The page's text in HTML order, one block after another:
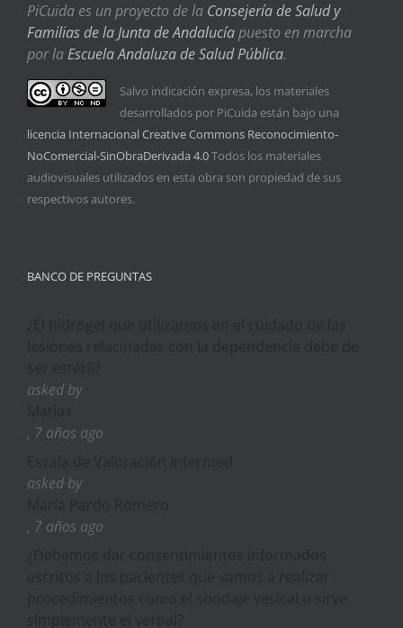
PiCuida es un proyecto de la Consejería de Salud y
Familias de la Junta de Andalucíapuesto en marcha
por laEscuela Andaluza de Salud Pública.
Salvo indicación expresa, los materiales
desarrollados por PiCuida están bajo una
licencia Internacional Creative Commons Reconocimiento-
NoComercial-SinObraDerivada 4.0Todos los materiales
audiovisuales utilizados en esta obra son propiedad de sus
respectivos autores.
BANCO DE PREGUNTAS
asked by
, 7 años ago
asked by
, 7 años ago